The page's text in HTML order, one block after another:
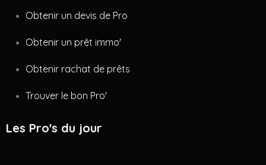
Obtenir un devis de Pro
Obtenir un prêt immo'
Obtenir rachat de prêts
Trouver le bon Pro'
Les Pro's du jour